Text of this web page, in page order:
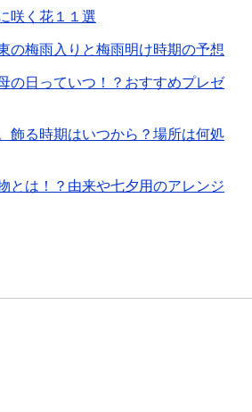
咲く花１１選
の梅雨入りと梅雨明け時期の予想
の日っていつ！？おすすめプレゼ
飾る時期はいつから？場所は何処
とは！？由来や七夕用のアレンジ